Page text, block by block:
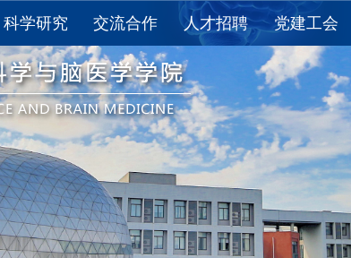
科学研究
科研进展
科研获奖
重点实验室
学术报告
论文发表
资料下载
交流合作
国际交流
国内合作
人才招聘
求是讲席教授
求是特聘学者
长聘教授/长聘副教授
“百人计划”研究员
博士后
研究助理
党建工会
党建
工会